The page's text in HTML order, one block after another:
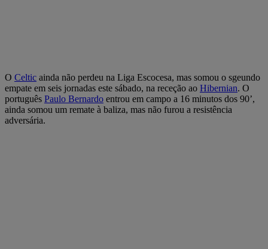
O Celtic ainda não perdeu na Liga Escocesa, mas somou o sgeundo
empate em seis jornadas este sábado, na receção ao Hibernian. O
português Paulo Bernardo entrou em campo a 16 minutos dos 90’,
ainda somou um remate à baliza, mas não furou a resistência
adversária.